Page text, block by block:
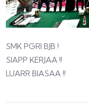
SMK PGRI BJB !
SIAPP KERJAA !!
LUARR BIASAA !!